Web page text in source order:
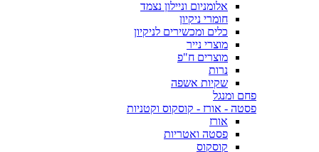
אלומניום וניילון נצמד
חומרי ניקיון
כלים ומכשירים לניקיון
מוצרי נייר
מוצרים ח"פ
נרות
שקיות אשפה
פחם ומנגל
פסטה - אורז - קוסקוס וקטניות
אורז
פסטה ואטריות
קוסקוס